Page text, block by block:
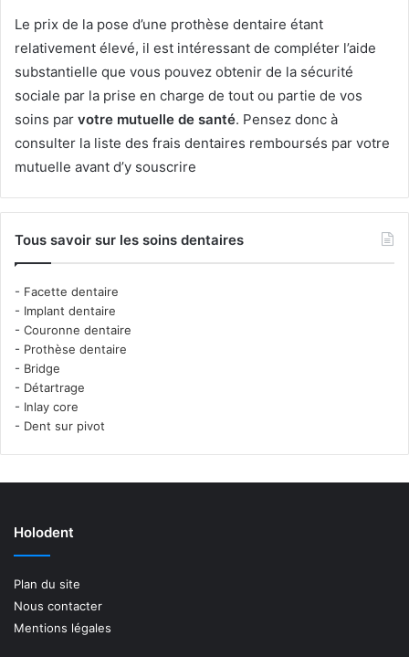
Le prix de la pose d’une prothèse dentaire étant
relativement élevé, il est intéressant de compléter l’aide
substantielle que vous pouvez obtenir de la sécurité
sociale par la prise en charge de tout ou partie de vos
soins par votre mutuelle de santé. Pensez donc à
consulter la liste des frais dentaires remboursés par votre
mutuelle avant d’y souscrire
Tous savoir sur les soins dentaires
- Facette dentaire
- Implant dentaire
- Couronne dentaire
- Prothèse dentaire
- Bridge
- Détartrage
- Inlay core
- Dent sur pivot
Holodent
Plan du site
Nous contacter
Mentions légales